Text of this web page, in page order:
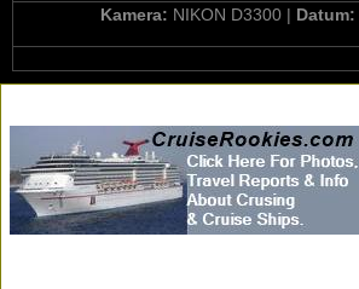
Kamera: NIKON D3300 | Datum: